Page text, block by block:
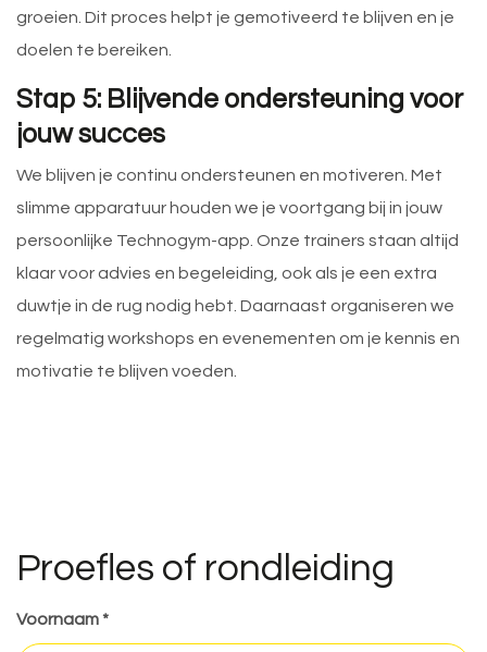
groeien. Dit proces helpt je gemotiveerd te blijven en je
doelen te bereiken.
Stap 5: Blijvende ondersteuning voor
jouw succes
We blijven je continu ondersteunen en motiveren. Met
slimme apparatuur houden we je voortgang bij in jouw
persoonlijke Technogym-app. Onze trainers staan altijd
klaar voor advies en begeleiding, ook als je een extra
duwtje in de rug nodig hebt. Daarnaast organiseren we
regelmatig workshops en evenementen om je kennis en
motivatie te blijven voeden.
Proefles of rondleiding
Voornaam *